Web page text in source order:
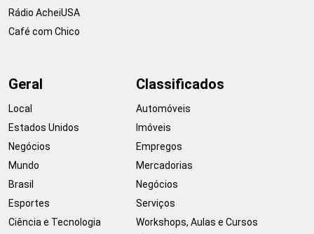
Rádio AcheiUSA
Café com Chico
Geral
Local
Estados Unidos
Negócios
Mundo
Brasil
Esportes
Ciência e Tecnologia
Classificados
Automóveis
Imóveis
Empregos
Mercadorias
Negócios
Serviços
Workshops, Aulas e Cursos